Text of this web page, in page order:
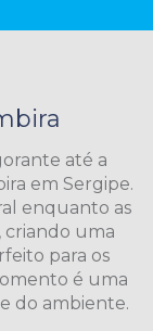
até a
em Sergipe.
enquanto as
criando uma
para os
é uma
do ambiente.